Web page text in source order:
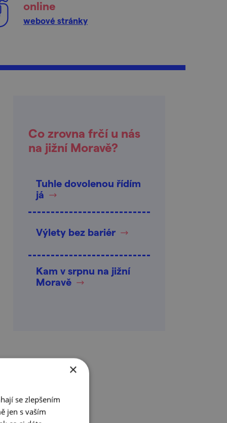
online
webové stránky
Co zrovna frčí u nás
na jižní Moravě?
Tuhle dovolenou řídím
já
Výlety bez bariér
Kam v srpnu na jižní
Moravě
×
se zlepšením
jen s vaším